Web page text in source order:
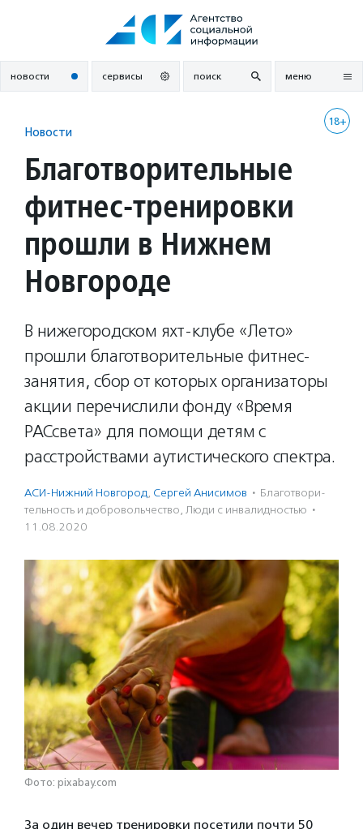
новости сервисы поиск меню
18+
Новости
Благотворительные
фитнес-тренировки
прошли в Нижнем
Новгороде
В нижегородском яхт-клубе «Лето»
прошли благотворительные фитнес-
занятия, сбор от которых организаторы
акции перечислили фонду «Время
РАСсвета» для помощи детям с
расстройствами аутистического спектра.
АСИ-Нижний Новгород, Сергей Анисимов · Благотвори­
тель­ность и доброволь­чест­во, Люди с инвалидностью ·
11.08.2020
Фото: pixabay.com
За один вечер тренировки посетили почти 50